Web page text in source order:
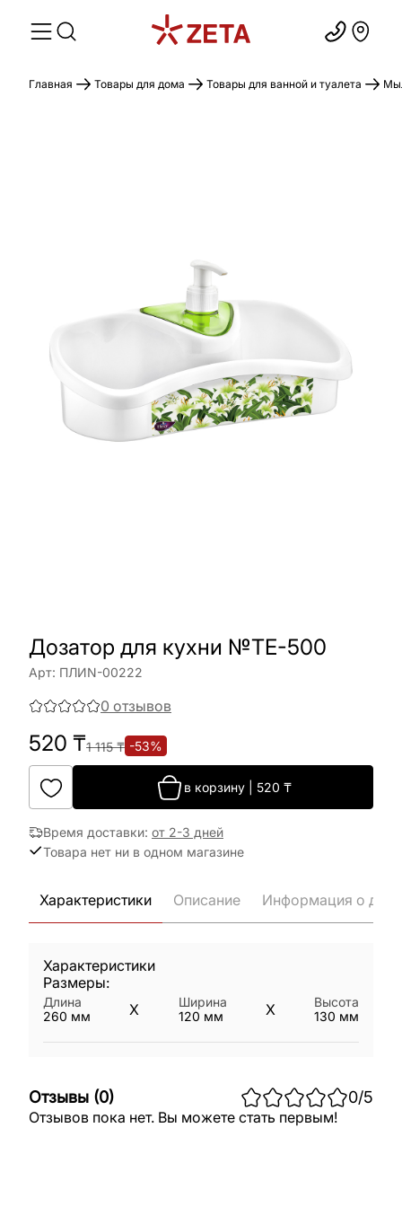
Главная Товары для дома Товары для ванной и туалета
Дозатор для кухни №TE-500
Арт: ПЛИN-00222
0 отзывов
520 ₸1 115₸ -53%
в корзину| 520 ₸
Время доставки: от 2-3 дней
Товара нет ни в одном магазине
Характеристики Описание Информация о
Характеристики
Размеры:
Длина
260 мм X
Ширина
120 мм X
Высота
130 мм
Отзывы (0) 0/5
Отзывов пока нет. Вы можете стать первым!